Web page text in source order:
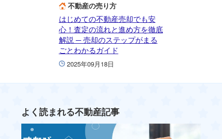
不動産の売り方
はじめての不動産売却でも安
心！査定の流れと進め方を徹底
解説 ─ 売却のステップがまる
ごとわかるガイド
2025年09月18日
よく読まれる不動産記事